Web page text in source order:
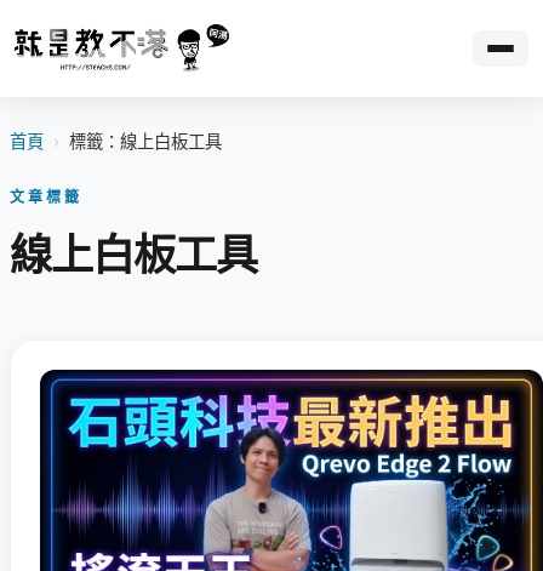
首頁 › 標籤：線上白板工具
文章標籤
線上白板工具